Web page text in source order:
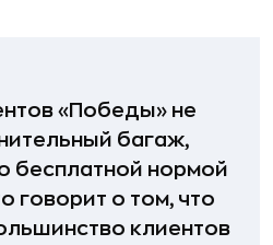
«Победы» не
багаж,
бесплатной нормой
говорит о том, что
клиентов